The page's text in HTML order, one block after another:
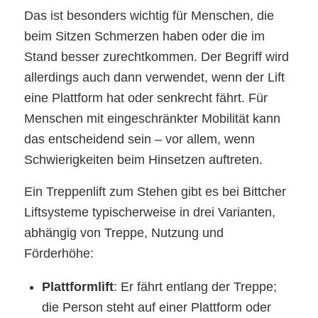
Das ist besonders wichtig für Menschen, die
beim Sitzen Schmerzen haben oder die im
Stand besser zurechtkommen. Der Begriff wird
allerdings auch dann verwendet, wenn der Lift
eine Plattform hat oder senkrecht fährt. Für
Menschen mit eingeschränkter Mobilität kann
das entscheidend sein – vor allem, wenn
Schwierigkeiten beim Hinsetzen auftreten.
Ein Treppenlift zum Stehen gibt es bei Bittcher
Liftsysteme typischerweise in drei Varianten,
abhängig von Treppe, Nutzung und
Förderhöhe:
Plattformlift: Er fährt entlang der Treppe;
die Person steht auf einer Plattform oder